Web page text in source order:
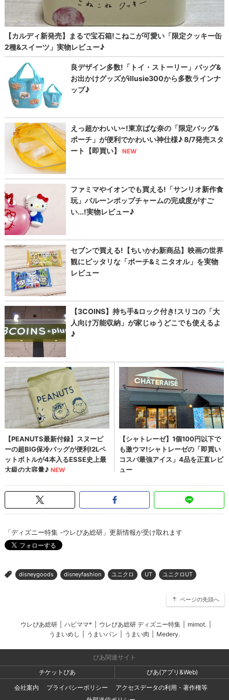
「ディズニー特集 -ウレぴあ総研」更新情報が受け取れます
> disneygoods disneyfashion ユニクロ UT ユニクロUT
ページの先頭へ
ウレぴあ総研 ハピママ* ウレぴあ総研 ディズニー特集 mimot.
うまいめし
うまいパン うまい肉 Medery.
ぴあ関連サイト
チケットぴあ
ぴあ(アプリ&Web)
会社案内
プライバシーポリシー
アクセスデータの利用・著作権等